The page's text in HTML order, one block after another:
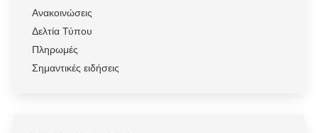
Ανακοινώσεις
Δελτία Τύπου
Πληρωμές
Σημαντικές ειδήσεις